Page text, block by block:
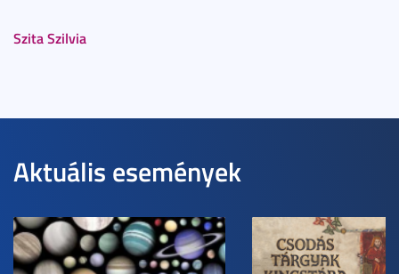
Szita Szilvia
Aktuális események